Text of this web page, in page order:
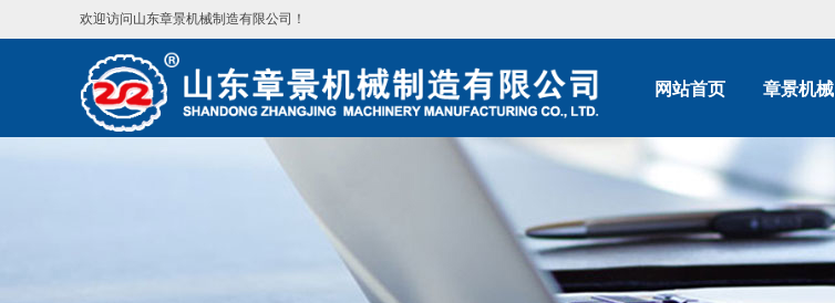
欢迎访问山东章景机械制造有限公司！
网站首页 章景机械